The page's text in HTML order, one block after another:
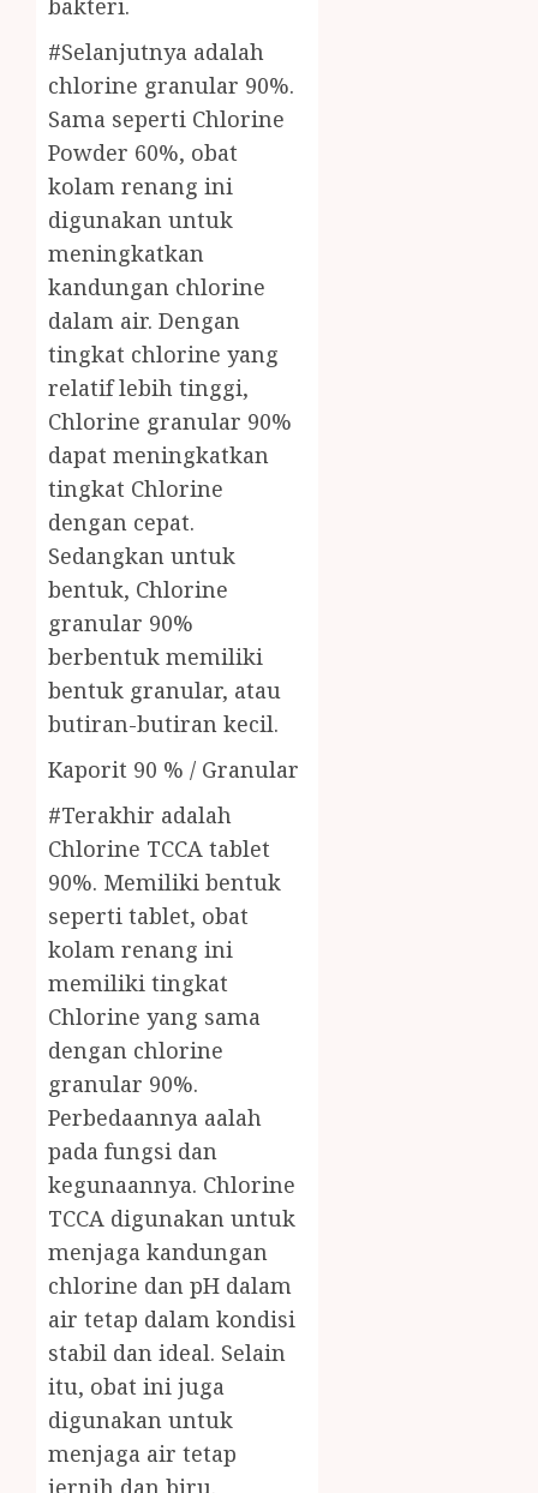
bakteri.
#Selanjutnya adalah
chlorine granular 90%.
Sama seperti Chlorine
Powder 60%, obat
kolam renang ini
digunakan untuk
meningkatkan
kandungan chlorine
dalam air. Dengan
tingkat chlorine yang
relatif lebih tinggi,
Chlorine granular 90%
dapat meningkatkan
tingkat Chlorine
dengan cepat.
Sedangkan untuk
bentuk, Chlorine
granular 90%
berbentuk memiliki
bentuk granular, atau
butiran-butiran kecil.
Kaporit 90 % / Granular
#Terakhir adalah
Chlorine TCCA tablet
90%. Memiliki bentuk
seperti tablet, obat
kolam renang ini
memiliki tingkat
Chlorine yang sama
dengan chlorine
granular 90%.
Perbedaannya aalah
pada fungsi dan
kegunaannya. Chlorine
TCCA digunakan untuk
menjaga kandungan
chlorine dan pH dalam
air tetap dalam kondisi
stabil dan ideal. Selain
itu, obat ini juga
digunakan untuk
menjaga air tetap